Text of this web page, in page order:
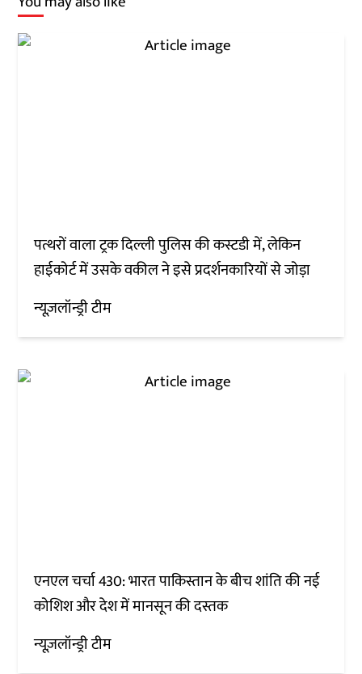
पत्थरों वाला ट्रक दिल्ली पुलिस की कस्टडी में, लेकिन
हाईकोर्ट में उसके वकील ने इसे प्रदर्शनकारियों से जोड़ा
न्यूज़लॉन्ड्री टीम
एनएल चर्चा 430: भारत पाकिस्तान के बीच शांति की नई
कोशिश और देश में मानसून की दस्तक
न्यूज़लॉन्ड्री टीम